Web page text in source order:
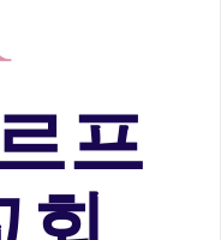
송
권사
(요한복음 15:1-17) 손
프